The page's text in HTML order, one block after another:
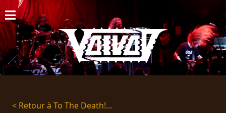
ACCUEIL
NOUVELLES
CONCERTS
DISCOGRAPHIE
< Retour à To The Death!...